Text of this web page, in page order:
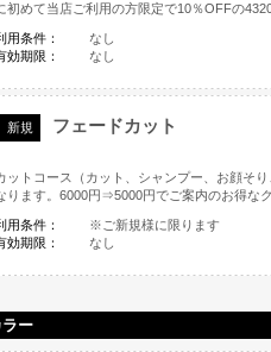
初めて当店ご利用の方限定で10％OFFの
用条件：
なし
効期限：
なし
新規 フェードカット
ットコース（カット、シャンプー、お顔そ
ります。6000円⇒5000円でご案内のお得な
用条件：
※ご新規様に限ります
効期限：
なし
ー